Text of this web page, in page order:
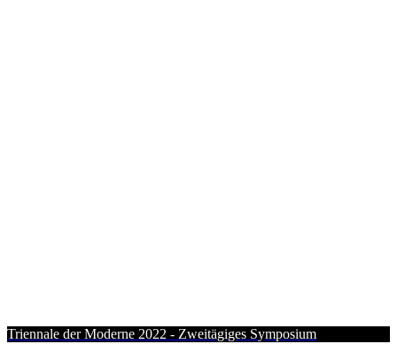
Triennale der Moderne 2022 - Zweitägiges Symposium